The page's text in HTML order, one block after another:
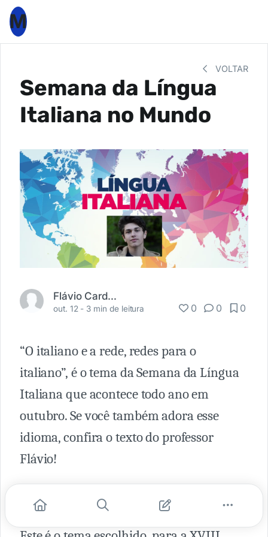
M
VOLTAR
Semana da Língua
Italiana no Mundo
Flávio Cardoso
out. 12 - 3 min de leitura 0 0 0
“O italiano e a rede, redes para o
italiano”, é o tema da Semana da Língua
Italiana que acontece todo ano em
outubro. Se você também adora esse
idioma, confira o texto do professor
Flávio!
“O italiano e a rede, redes para o italiano”